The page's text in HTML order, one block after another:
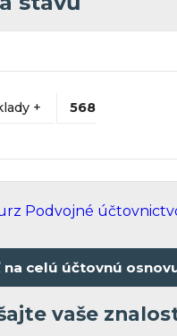
+ 568
na celú účtovnú
vaše